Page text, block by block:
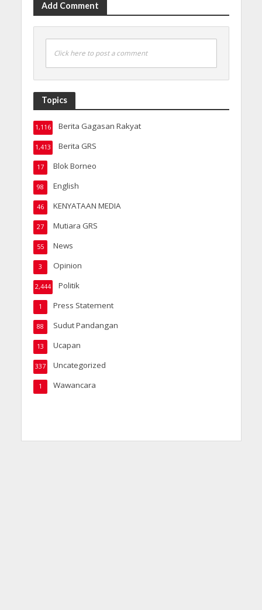
Add Comment
Click here to post a comment
Topics
Berita Gagasan Rakyat
1,116
Berita GRS
1,413
Blok Borneo
17
English
98
KENYATAAN MEDIA
46
Mutiara GRS
27
News
55
Opinion
3
Politik
2,444
Press Statement
1
Sudut Pandangan
88
Ucapan
13
Uncategorized
337
Wawancara
1